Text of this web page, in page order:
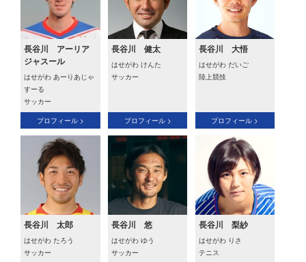
長谷川 アーリア
ジャスール
はせがわ あーりあじゃ
すーる
サッカー
プロフィール >
長谷川 健太
はせがわ けんた
サッカー
プロフィール >
長谷川 大悟
はせがわ だいご
陸上競技
プロフィール >
長谷川 太郎
はせがわ たろう
サッカー
長谷川 悠
はせがわ ゆう
サッカー
長谷川 梨紗
はせがわ りさ
テニス